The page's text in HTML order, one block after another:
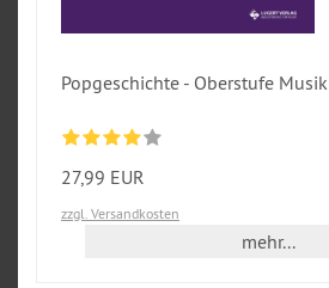
Popgeschichte - Oberstufe Musik
27,99 EUR
zzgl. Versandkosten
mehr...